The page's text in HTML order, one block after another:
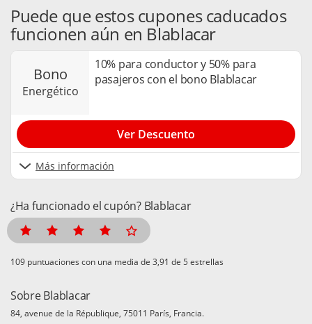
Puede que estos cupones caducados
funcionen aún en Blablacar
bono
energético
10% para conductor y 50% para
pasajeros con el bono Blablacar
Más información
Ver Descuento
¿Ha funcionado el cupón? Blablacar
puntuaciones con una media de de 5 estrellas
Sobre Blablacar
84, avenue de la République, 75011 París, Francia.